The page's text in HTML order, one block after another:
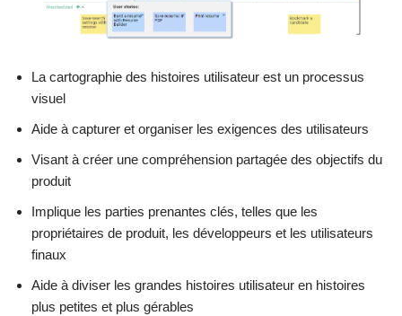
La cartographie des histoires utilisateur est un processus
visuel
Aide à capturer et organiser les exigences des utilisateurs
Visant à créer une compréhension partagée des objectifs du
produit
Implique les parties prenantes clés, telles que les
propriétaires de produit, les développeurs et les utilisateurs
finaux
Aide à diviser les grandes histoires utilisateur en histoires
plus petites et plus gérables